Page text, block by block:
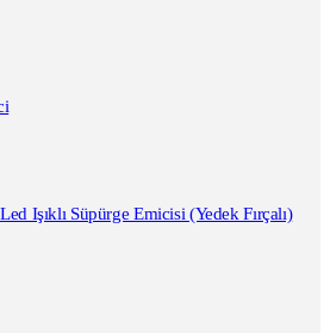
Işıklı Süpürge Emicisi (Yedek Fırçalı)